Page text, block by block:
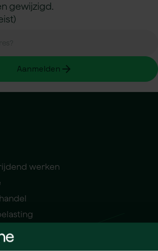
gewijzigd.
Aanmelden arrow_forward
werken